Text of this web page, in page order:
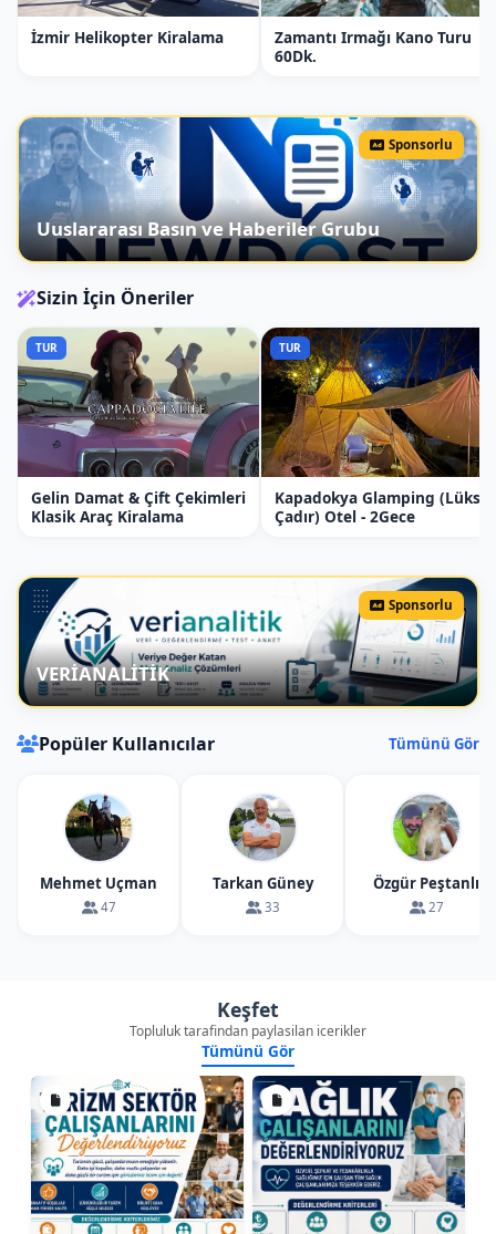
İzmir Helikopter Kiralama
Zamantı Irmağı Kano Turu
60Dk.
Sponsorlu
Uuslararası Basın ve Haberiler Grubu
Sizin İçin Öneriler
TUR
Gelin Damat & Çift Çekimleri
Klasik Araç Kiralama
TUR
Kapadokya Glamping (Lüks
Çadır) Otel - 2Gece
Sponsorlu
VERİANALİTİK
Popüler Kullanıcılar Tümünü Gör
Mehmet Uçman
47
Tarkan Güney
33
Özgür Peştanlı
27
Keşfet
Topluluk tarafindan paylasilan icerikler
Tümünü Gör